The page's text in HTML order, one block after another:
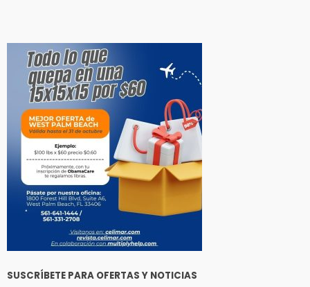
SUSCRÍBETE PARA OFERTAS Y NOTICIAS